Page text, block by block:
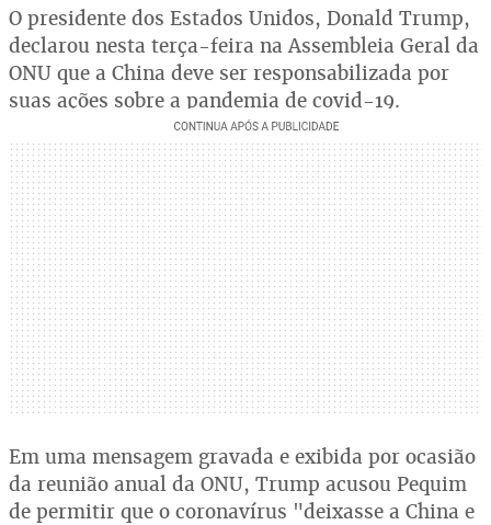
O presidente dos Estados Unidos, Donald Trump,
declarou nesta terça-feira na Assembleia Geral da
ONU que a China deve ser responsabilizada por
suas ações sobre a pandemia de covid-19.
Em uma mensagem gravada e exibida por ocasião
da reunião anual da ONU, Trump acusou Pequim
de permitir que o coronavírus "deixasse a China e